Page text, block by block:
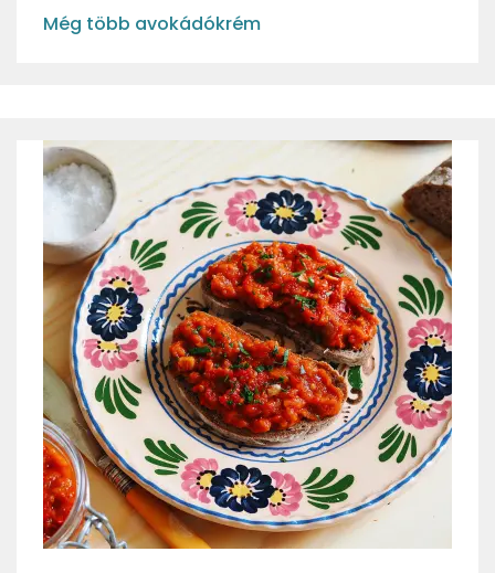
Még több avokádókrém